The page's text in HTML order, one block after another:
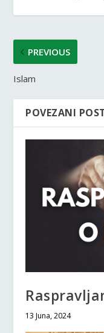
PREVIOUS
Islam
POVEZANI
13 Juna, 2024